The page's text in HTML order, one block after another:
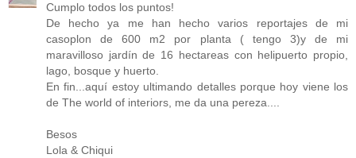
Cumplo todos los puntos!
De hecho ya me han hecho varios reportajes de mi
casoplon de 600 m2 por planta ( tengo 3)y de mi
maravilloso jardín de 16 hectareas con helipuerto propio,
lago, bosque y huerto.
En fin...aquí estoy ultimando detalles porque hoy viene los
de The world of interiors, me da una pereza....
Besos
Lola & Chiqui